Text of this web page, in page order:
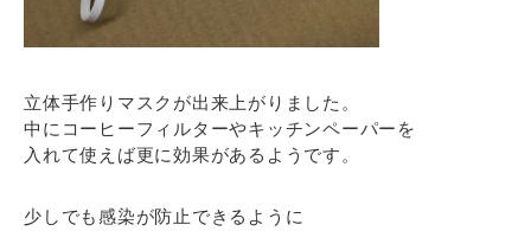
立体手作りマスクが出来上がりました。
中にコーヒーフィルターやキッチンペーパーを
入れて使えば更に効果があるようです。
少しでも感染が防止できるように